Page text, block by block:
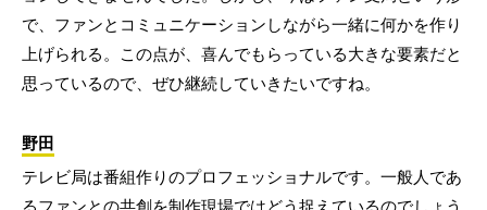
で、ファンとコミュニケーションしながら一緒に何かを作り
上げられる。この点が、喜んでもらっている大きな要素だと
思っているので、ぜひ継続していきたいですね。
野田
テレビ局は番組作りのプロフェッショナルです。一般人であ
るファンとの共創を制作現場ではどう捉えているのでしょう